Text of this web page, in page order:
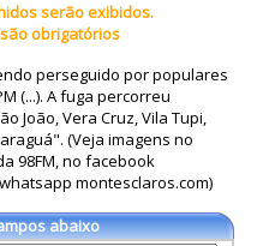
serão exibidos.
obrigatórios
perseguido por populares
(...). A fuga percorreu
João, Vera Cruz, Vila Tupi,
(Veja imagens no
98FM, no facebook
montesclaros.com)
abaixo